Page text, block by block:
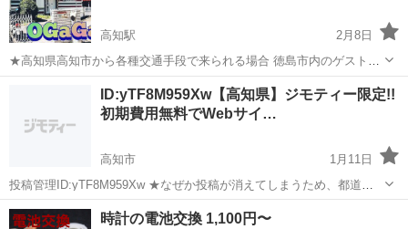
高知駅
2月8日
★高知県高知市から各種交通手段で来られる場合 徳島市内のゲストハ
ウス”オガガ”は、 JR佐古駅から徒歩5~10分に位置します 24時間営業
のスーパーマーケット、コンビニが近くにあります （主に男女別個室
を提供で...
無料
ID:yTF8M959Xw【高知県】ジモティー限定!!
初期費用無料でWebサイ…
高知市
1月11日
投稿管理ID:yTF8M959Xw ★なぜか投稿が消えてしまうため、都道府
県によらずプロフィールの投稿からお問い合わせください★ 高知県(高
知市,室戸市以外の都市でもOK!)で自社サイトが欲しい事業主さんやこ
高知 高知市 その他 無料
時計の電池交換 1,100円〜